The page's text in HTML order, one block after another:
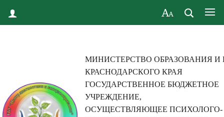
МИНИСТЕРСТВО ОБРАЗОВАНИЯ И
КРАСНОДАРСКОГО КРАЯ
ГОСУДАРСТВЕННОЕ БЮДЖЕТНОЕ
УЧРЕЖДЕНИЕ,
ОСУЩЕСТВЛЯЮЩЕЕ ПСИХОЛОГО-